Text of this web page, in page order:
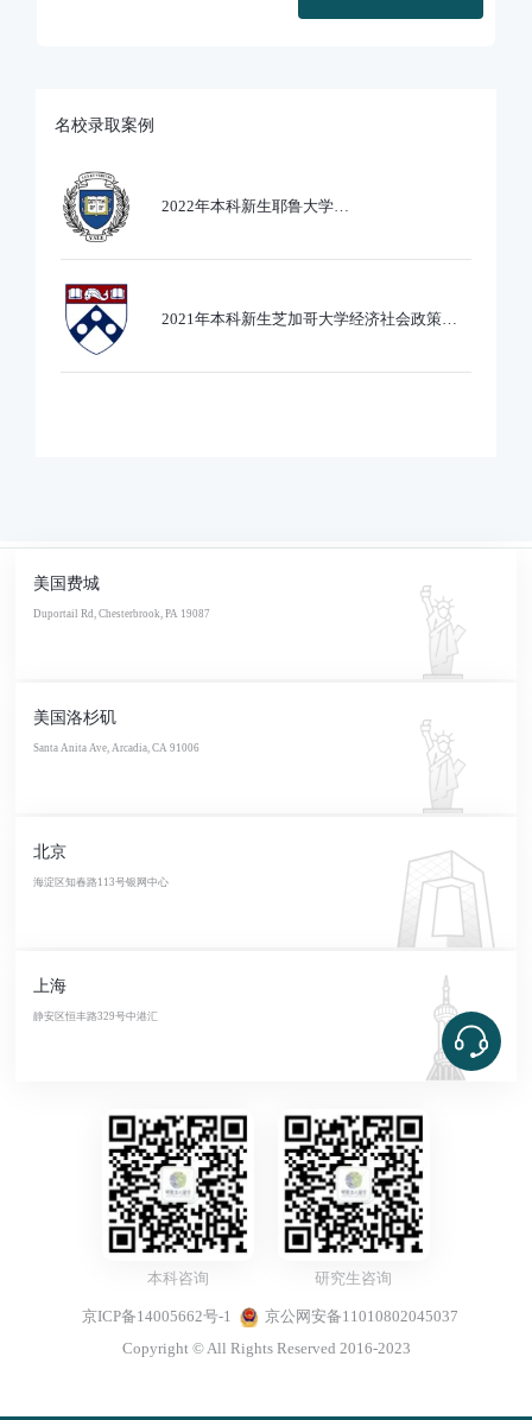
名校录取案例
2022年本科新生耶鲁大学
2021年本科新生芝加哥大学经济社会政策专
京ICP备14005662号-1
京公网安备11010802045037
Copyright © All Rights Reserved 2016-2023
美国费城
Duportail Rd, Chesterbrook, PA 19087
美国洛杉矶
Santa Anita Ave, Arcadia, CA 91006
北京
海淀区知春路113号银网中心
上海
静安区恒丰路329号中港汇
本科咨询 研究生咨询